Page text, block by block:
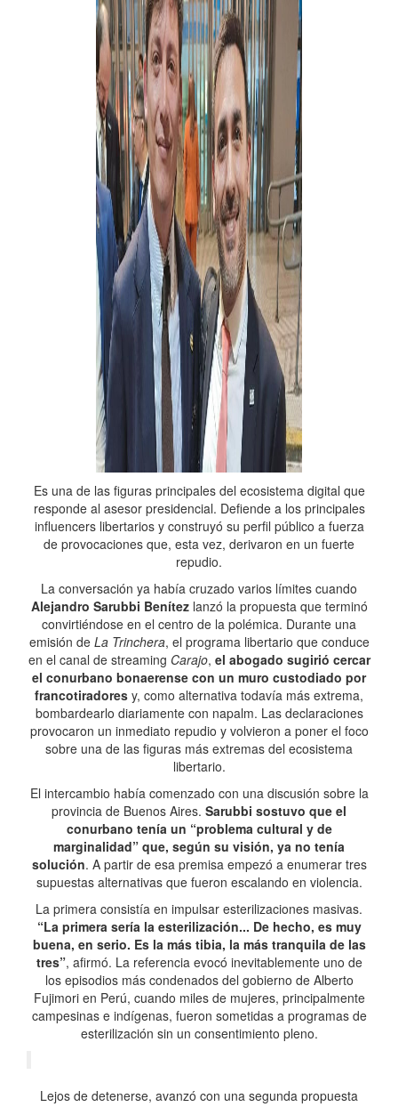
Es una de las figuras principales del ecosistema digital que
responde al asesor presidencial. Defiende a los principales
influencers libertarios y construyó su perfil público a fuerza
de provocaciones que, esta vez, derivaron en un fuerte
repudio.
La conversación ya había cruzado varios límites cuando
Alejandro Sarubbi Benítez lanzó la propuesta que terminó
convirtiéndose en el centro de la polémica. Durante una
emisión de La Trinchera, el programa libertario que conduce
en el canal de streaming Carajo, el abogado sugirió cercar
el conurbano bonaerense con un muro custodiado por
francotiradores y, como alternativa todavía más extrema,
bombardearlo diariamente con napalm. Las declaraciones
provocaron un inmediato repudio y volvieron a poner el foco
sobre una de las figuras más extremas del ecosistema
libertario.
El intercambio había comenzado con una discusión sobre la
provincia de Buenos Aires. Sarubbi sostuvo que el
conurbano tenía un “problema cultural y de
marginalidad” que, según su visión, ya no tenía
solución. A partir de esa premisa empezó a enumerar tres
supuestas alternativas que fueron escalando en violencia.
La primera consistía en impulsar esterilizaciones masivas.
“La primera sería la esterilización... De hecho, es muy
buena, en serio. Es la más tibia, la más tranquila de las
tres”, afirmó. La referencia evocó inevitablemente uno de
los episodios más condenados del gobierno de Alberto
Fujimori en Perú, cuando miles de mujeres, principalmente
campesinas e indígenas, fueron sometidas a programas de
esterilización sin un consentimiento pleno.
Lejos de detenerse, avanzó con una segunda propuesta